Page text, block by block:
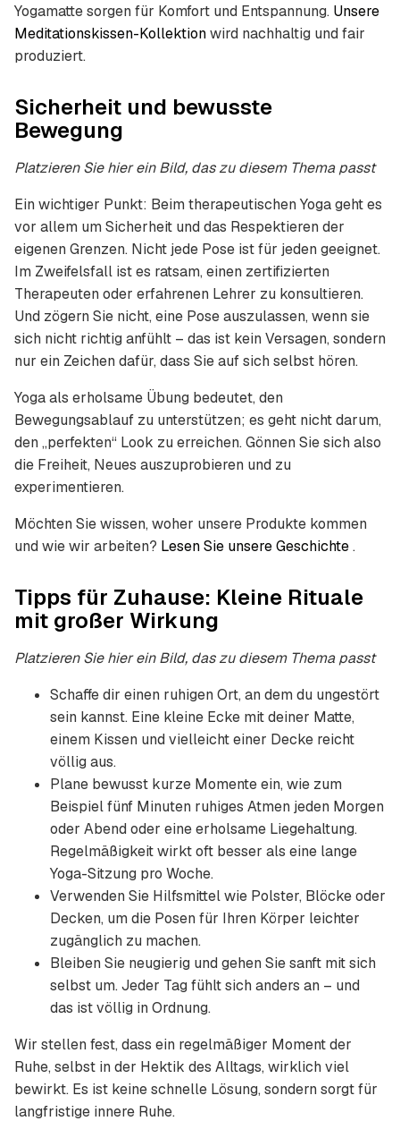
Yogamatte sorgen für Komfort und Entspannung. Unsere
Meditationskissen-Kollektionwird nachhaltig und fair
produziert.
Sicherheit und bewusste
Bewegung
Platzieren Sie hier ein Bild, das zu diesem Thema passt
Ein wichtiger Punkt: Beim therapeutischen Yoga geht es
vor allem um Sicherheit und das Respektieren der
eigenen Grenzen. Nicht jede Pose ist für jeden geeignet.
Im Zweifelsfall ist es ratsam, einen zertifizierten
Therapeuten oder erfahrenen Lehrer zu konsultieren.
Und zögern Sie nicht, eine Pose auszulassen, wenn sie
sich nicht richtig anfühlt – das ist kein Versagen, sondern
nur ein Zeichen dafür, dass Sie auf sich selbst hören.
Yoga als erholsame Übung bedeutet, den
Bewegungsablauf zu unterstützen; es geht nicht darum,
den „perfekten“ Look zu erreichen. Gönnen Sie sich also
die Freiheit, Neues auszuprobieren und zu
experimentieren.
Möchten Sie wissen, woher unsere Produkte kommen
und wie wir arbeiten? Lesen Sie unsere Geschichte.
Tipps für Zuhause: Kleine Rituale
mit großer Wirkung
Platzieren Sie hier ein Bild, das zu diesem Thema passt
Schaffe dir einen ruhigen Ort, an dem du ungestört
sein kannst. Eine kleine Ecke mit deiner Matte,
einem Kissen und vielleicht einer Decke reicht
völlig aus.
Plane bewusst kurze Momente ein, wie zum
Beispiel fünf Minuten ruhiges Atmen jeden Morgen
oder Abend oder eine erholsame Liegehaltung.
Regelmäßigkeit wirkt oft besser als eine lange
Yoga-Sitzung pro Woche.
Verwenden Sie Hilfsmittel wie Polster, Blöcke oder
Decken, um die Posen für Ihren Körper leichter
zugänglich zu machen.
Bleiben Sie neugierig und gehen Sie sanft mit sich
selbst um. Jeder Tag fühlt sich anders an – und
das ist völlig in Ordnung.
Wir stellen fest, dass ein regelmäßiger Moment der
Ruhe, selbst in der Hektik des Alltags, wirklich viel
bewirkt. Es ist keine schnelle Lösung, sondern sorgt für
langfristige innere Ruhe.